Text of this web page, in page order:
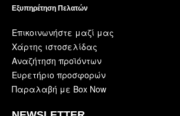
Εξυπηρέτηση Πελατών
Επικοινωνήστε μαζί μας
Χάρτης ιστοσελίδας
Αναζήτηση προϊόντων
Ευρετήριο προσφορών
Παραλαβή με Box Now